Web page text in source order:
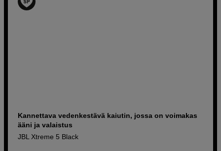
JBL Live 780NC Blue
Korkearesoluutioinen JBL-signature
Kannettava vedenkestävä kaiutin, jossa on voimakas
ääni ja valaistus
JBL Xtreme 5 Black